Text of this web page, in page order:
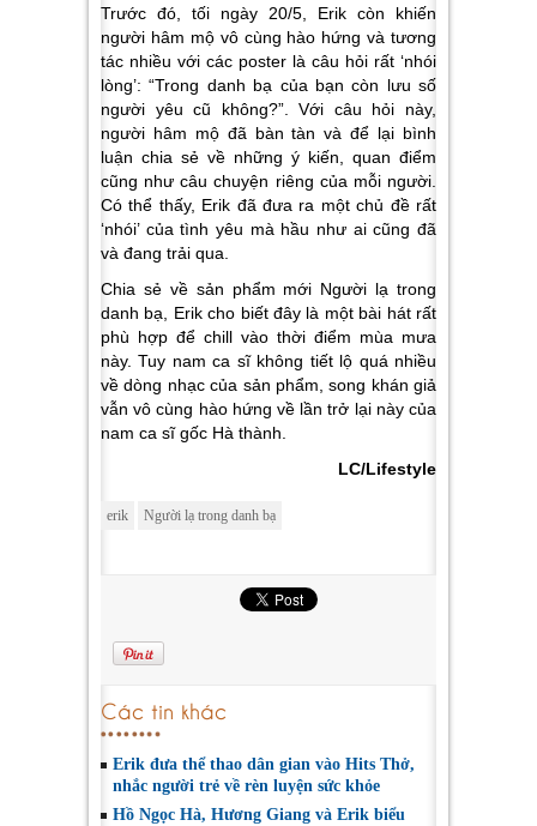
Trước đó, tối ngày 20/5, Erik còn khiến
người hâm mộ vô cùng hào hứng và tương
tác nhiều với các poster là câu hỏi rất ‘nhói
lòng’: “Trong danh bạ của bạn còn lưu số
người yêu cũ không?”. Với câu hỏi này,
người hâm mộ đã bàn tàn và để lại bình
luận chia sẻ về những ý kiến, quan điểm
cũng như câu chuyện riêng của mỗi người.
Có thể thấy, Erik đã đưa ra một chủ đề rất
‘nhói’ của tình yêu mà hầu như ai cũng đã
và đang trải qua.
Chia sẻ về sản phẩm mới Người lạ trong
danh bạ , Erik cho biết đây là một bài hát rất
phù hợp để chill vào thời điểm mùa mưa
này. Tuy nam ca sĩ không tiết lộ quá nhiều
về dòng nhạc của sản phẩm, song khán giả
vẫn vô cùng hào hứng về lần trở lại này của
nam ca sĩ gốc Hà thành.
LC/Lifestyle
erik Người lạ trong danh bạ
Các tin khác
Erik đưa thể thao dân gian vào Hits Thở,
nhắc người trẻ về rèn luyện sức khỏe
Hồ Ngọc Hà, Hương Giang và Erik biểu